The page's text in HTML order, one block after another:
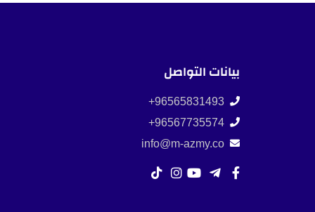
بيانات التواصل
96565831493+
96567735574+
info@m-azmy.co